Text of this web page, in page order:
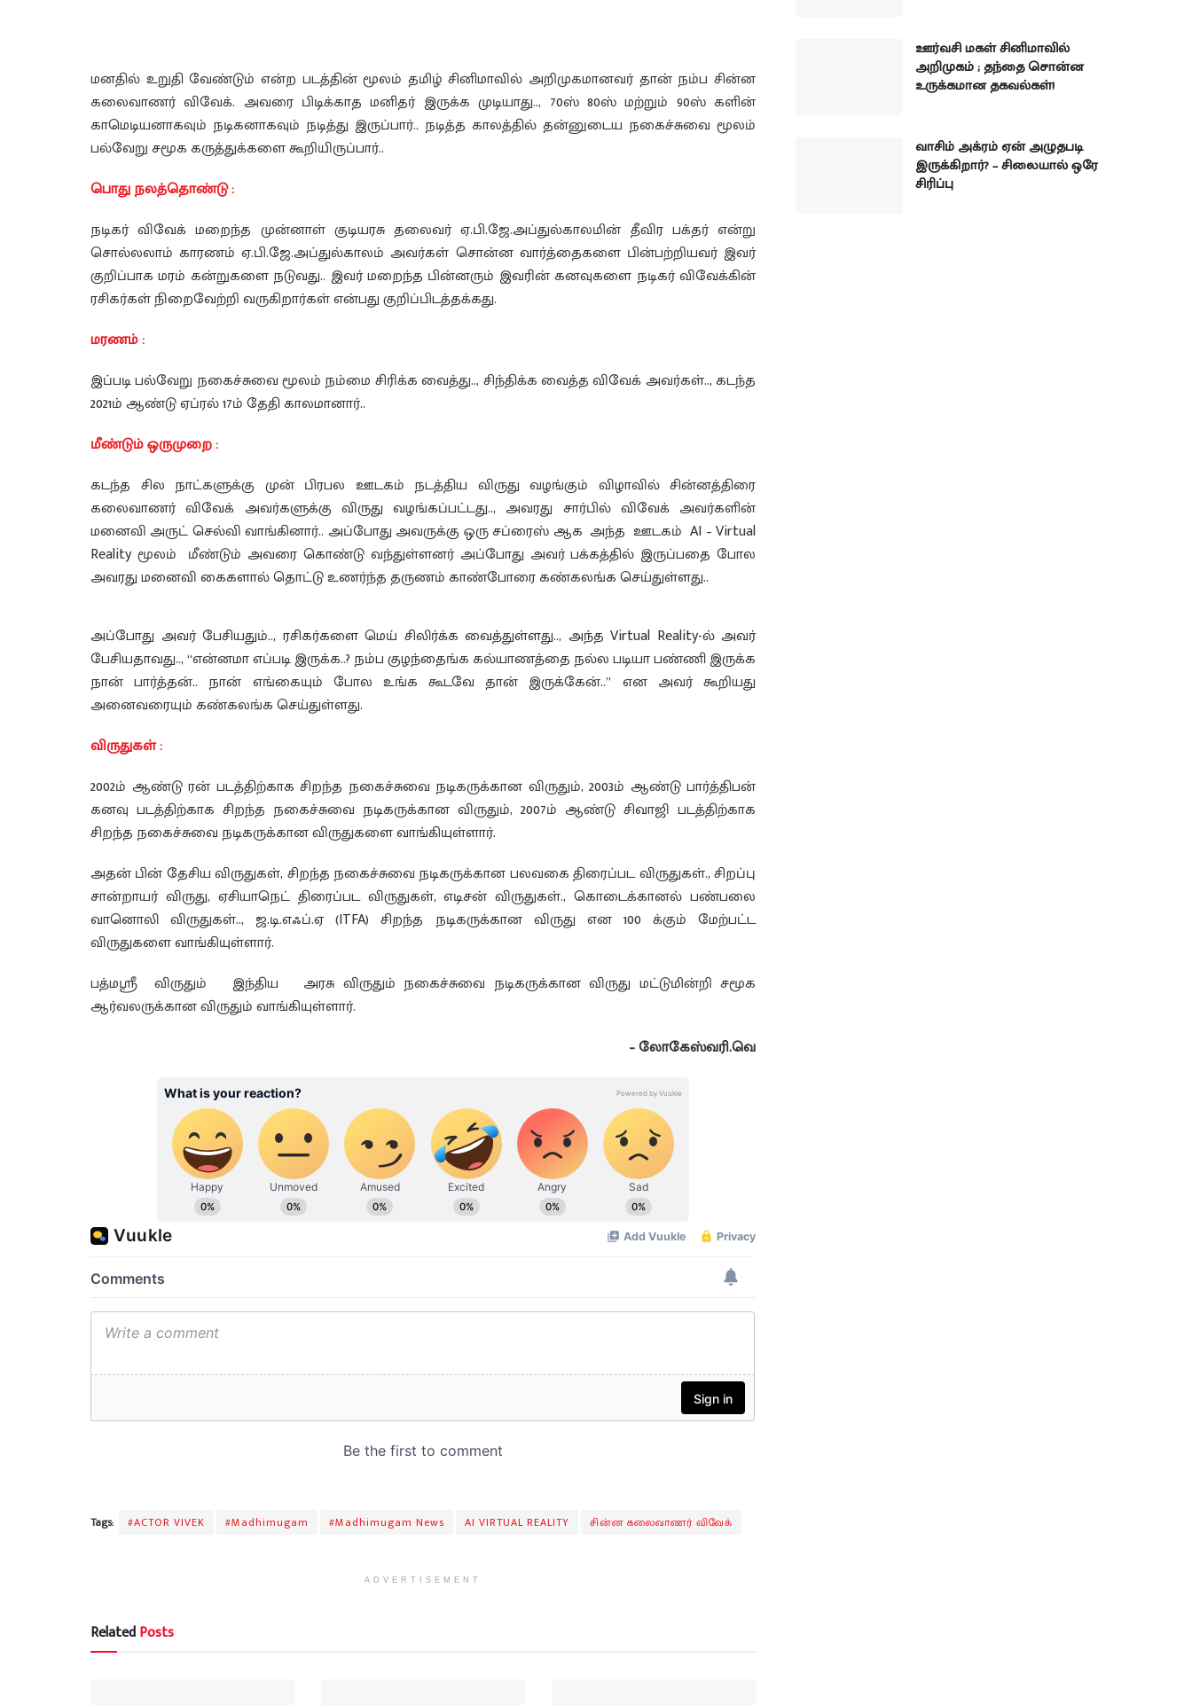
மனதில் உறுதி வேண்டும் என்ற படத்தின் மூலம் தமிழ் சினிமாவில் அறிமுகமானவர் தான் நம்ப சின்ன
கலைவாணர் விவேக். அவரை பிடிக்காத மனிதர் இருக்க முடியாது.., 70ஸ் 80ஸ் மற்றும் 90ஸ் களின்
காமெடியனாகவும் நடிகனாகவும் நடித்து இருப்பார்.. நடித்த காலத்தில் தன்னுடைய நகைச்சுவை மூலம்
பல்வேறு சமூக கருத்துக்களை கூறியிருப்பார்..
பொது நலத்தொண்டு :
நடிகர் விவேக் மறைந்த முன்னாள் குடியரசு தலைவர் ஏ.பி.ஜே.அப்துல்காலமின் தீவிர பக்தர் என்று
சொல்லலாம் காரணம் ஏ.பி.ஜே.அப்துல்காலம் அவர்கள் சொன்ன வார்த்தைகளை பின்பற்றியவர் இவர்
குறிப்பாக மரம் கன்றுகளை நடுவது.. இவர் மறைந்த பின்னரும் இவரின் கனவுகளை நடிகர் விவேக்கின்
ரசிகர்கள் நிறைவேற்றி வருகிறார்கள் என்பது குறிப்பிடத்தக்கது.
மரணம் :
இப்படி பல்வேறு நகைச்சுவை மூலம் நம்மை சிரிக்க வைத்து.., சிந்திக்க வைத்த விவேக் அவர்கள்.., கடந்த
2021ம் ஆண்டு ஏப்ரல் 17ம் தேதி காலமானார்..
மீண்டும் ஒருமுறை :
கடந்த சில நாட்களுக்கு முன் பிரபல ஊடகம் நடத்திய விருது வழங்கும் விழாவில் சின்னத்திரை
கலைவாணர் விவேக் அவர்களுக்கு விருது வழங்கப்பட்டது.., அவரது சார்பில் விவேக் அவர்களின்
மனைவி அருட் செல்வி வாங்கினார்.. அப்போது அவருக்கு ஒரு சப்ரைஸ் ஆக அந்த ஊடகம் AI – Virtual
Reality மூலம் மீண்டும் அவரை கொண்டு வந்துள்ளனர் அப்போது அவர் பக்கத்தில் இருப்பதை போல
அவரது மனைவி கைகளால் தொட்டு உணர்ந்த தருணம் காண்போரை கண்கலங்க செய்துள்ளது..
அப்போது அவர் பேசியதும்.., ரசிகர்களை மெய் சிலிர்க்க வைத்துள்ளது.., அந்த Virtual Reality-ல் அவர்
பேசியதாவது.., “என்னமா எப்படி இருக்க..? நம்ப குழந்தைங்க கல்யாணத்தை நல்ல படியா பண்ணி இருக்க
நான் பார்த்தன்.. நான் எங்கையும் போல உங்க கூடவே தான் இருக்கேன்..” என அவர் கூறியது
அனைவரையும் கண்கலங்க செய்துள்ளது.
விருதுகள் :
2002ம் ஆண்டு ரன் படத்திற்காக சிறந்த நகைச்சுவை நடிகருக்கான விருதும், 2003ம் ஆண்டு பார்த்திபன்
கனவு படத்திற்காக சிறந்த நகைச்சுவை நடிகருக்கான விருதும், 2007ம் ஆண்டு சிவாஜி படத்திற்காக
சிறந்த நகைச்சுவை நடிகருக்கான விருதுகளை வாங்கியுள்ளார்.
அதன் பின் தேசிய விருதுகள், சிறந்த நகைச்சுவை நடிகருக்கான பலவகை திரைப்பட விருதுகள்., சிறப்பு
சான்றாயர் விருது, ஏசியாநெட் திரைப்பட விருதுகள், எடிசன் விருதுகள்., கொடைக்கானல் பண்பலை
வானொலி விருதுகள்.., ஜ.டி.எஃப்.ஏ (ITFA) சிறந்த நடிகருக்கான விருது என 100 க்கும் மேற்பட்ட
விருதுகளை வாங்கியுள்ளார்.
பத்மஸ்ரீ விருதும் இந்திய அரசு விருதும் நகைச்சுவை நடிகருக்கான விருது மட்டுமின்றி சமூக
ஆர்வலருக்கான விருதும் வாங்கியுள்ளார்.
– லோகேஸ்வரி.வெ
Tags: #ACTOR VIVEK #Madhimugam #Madhimugam News AI VIRTUAL REALITY சின்ன கலைவாணர் விவேக்
ADVERTISEMENT
RelatedPosts
ஊர்வசி மகள் சினிமாவில்
அறிமுகம் ; தந்தை சொன்ன
உருக்கமான தகவல்கள்!
வாசிம் அக்ரம் ஏன் அழுதபடி
இருக்கிறார்? – சிலையால் ஒரே
சிரிப்பு